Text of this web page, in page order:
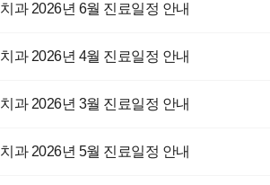
과 2026년 6월 진료일정 안내
과 2026년 4월 진료일정 안내
과 2026년 3월 진료일정 안내
과 2026년 5월 진료일정 안내